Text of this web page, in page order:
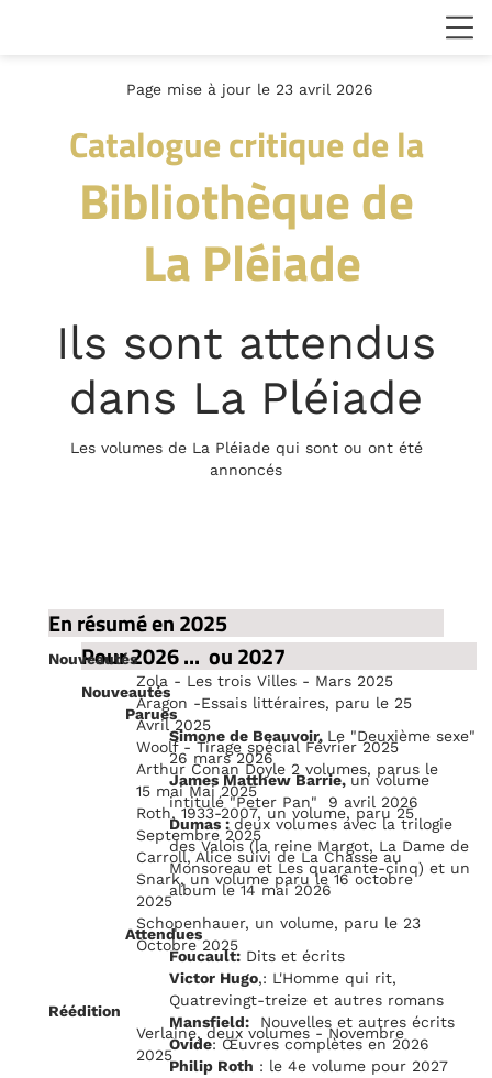
Catalogue critique de la
Bibliothèque de
La Pléiade
Page mise à jour le 23 avril 2026
Ils sont attendus
dans La Pléiade
Pour 2026 ... ou 2027
Nouveautés
Parues
Simone de Beauvoir, Le "Deuxième sexe"
26 mars 2026
James Matthew Barrie,un volume
intitulé "Peter Pan" 9 avril 2026
Dumas :deux volumes avec la trilogie
des Valois (la reine Margot, La Dame de
Monsoreau et Les quarante-cinq) et un
album le 14 mai 2026
Attendues
Foucault: Dits et écrits
Victor Hugo,: L'Homme qui rit,
Quatrevingt-treize et autres romans
Mansfield: Nouvelles et autres écrits
Ovide: Œuvres complètes en 2026
Philip Roth : le 4e volume pour 2027
En résumé en 2025
Nouveautés
Zola - Les trois Villes - Mars 2025
Aragon -Essais littéraires, paru le 25
Avril 2025
Woolf - Tirage spécial Février 2025
Arthur Conan Doyle 2 volumes, parus le
15 mai Mai 2025
Roth, 1933-2007, un volume, paru 25
Septembre 2025
Carroll, Alice suivi de La Chasse au
Snark, un volume paru le 16 octobre
2025
Schopenhauer, un volume, paru le 23
Octobre 2025
Réédition
Verlaine, deux volumes - Novembre
2025
Les volumes de La Pléiade qui sont ou ont été
annoncés